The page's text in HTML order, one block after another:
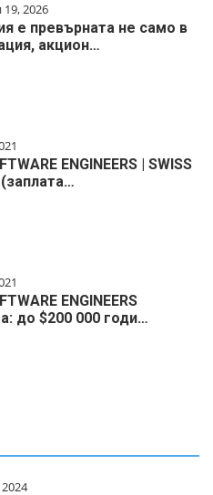
2026
е превърната не само в
акцион…
ENGINEERS | SWISS
ENGINEERS
до $200 000 годи…